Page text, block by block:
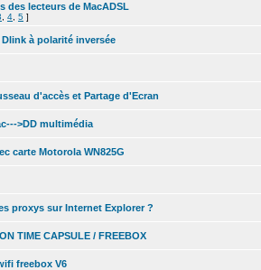
des lecteurs de MacADSL
4 5 ]
à polarité inversée
d'accès et Partage d'Ecran
>DD multimédia
carte Motorola WN825G
proxys sur Internet Explorer ?
TIME CAPSULE / FREEBOX
freebox V6